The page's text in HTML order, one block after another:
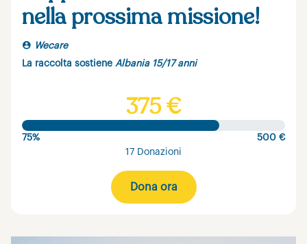
nella prossima missione!
Wecare
La raccolta sostiene Albania 15/17 anni
375 €
75%
500 €
17 Donazioni
Dona ora